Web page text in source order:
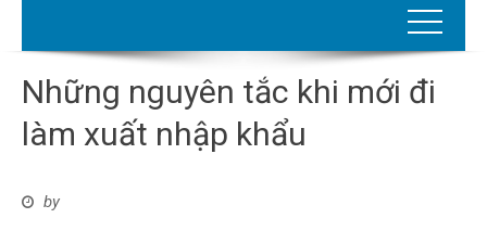
Những nguyên tắc khi mới đi
làm xuất nhập khẩu
by